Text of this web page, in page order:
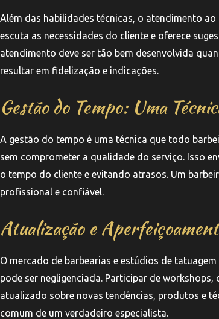
Além das habilidades técnicas, o atendimento
escuta as necessidades do cliente e oferece
atendimento deve ser tão bem desenvolvida
resultar em fidelização e indicações.
Gestão do Tempo: Uma
A gestão do tempo é uma técnica que todo
sem comprometer a qualidade do serviço. Isso
o tempo do cliente e evitando atrasos. Um
profissional e confiável.
Atualização e
O mercado de barbearias e estúdios de
pode ser negligenciada. Participar de
atualizado sobre novas tendências, produtos e
comum de um verdadeiro especialista.